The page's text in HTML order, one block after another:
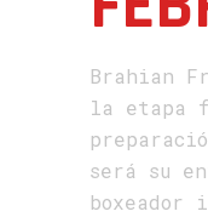
Brahian
la etapa
será su
boxeador